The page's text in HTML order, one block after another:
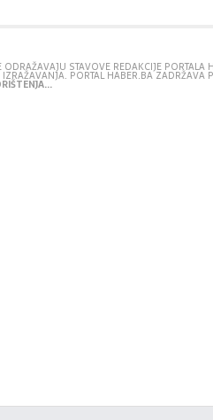
STAVOVE REDAKCIJE
PORTAL HABER.BA ZADRŽAVA